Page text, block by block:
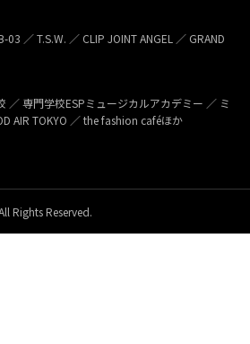
03 ／ T.S.W. ／ CLIP JOINT ANGEL ／ GRAND
／ 専門学校ESPミュージカルアカデミー ／ ミ
AIR TOKYO ／ the fashion caféほか
Rights Reserved.